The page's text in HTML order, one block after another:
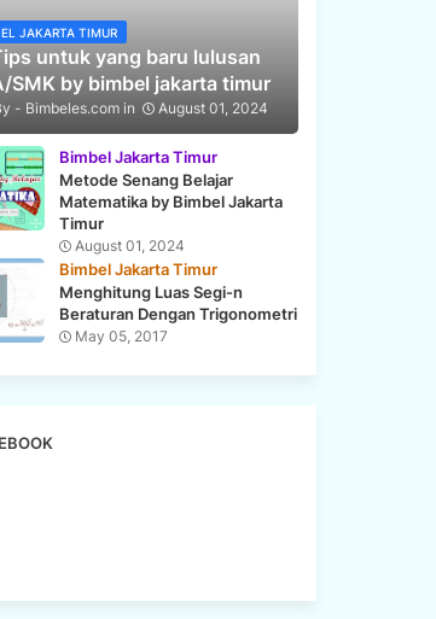
JAKARTA TIMUR
untuk yang baru lulusan
SMK by bimbel jakarta timur
Bimbeles.com August 01, 2024
Bimbel Jakarta Timur
Metode Senang Belajar
Matematika by Bimbel Jakarta
Timur
August 01, 2024
Bimbel Jakarta Timur
Menghitung Luas Segi-n
Beraturan Dengan Trigonometri
May 05, 2017